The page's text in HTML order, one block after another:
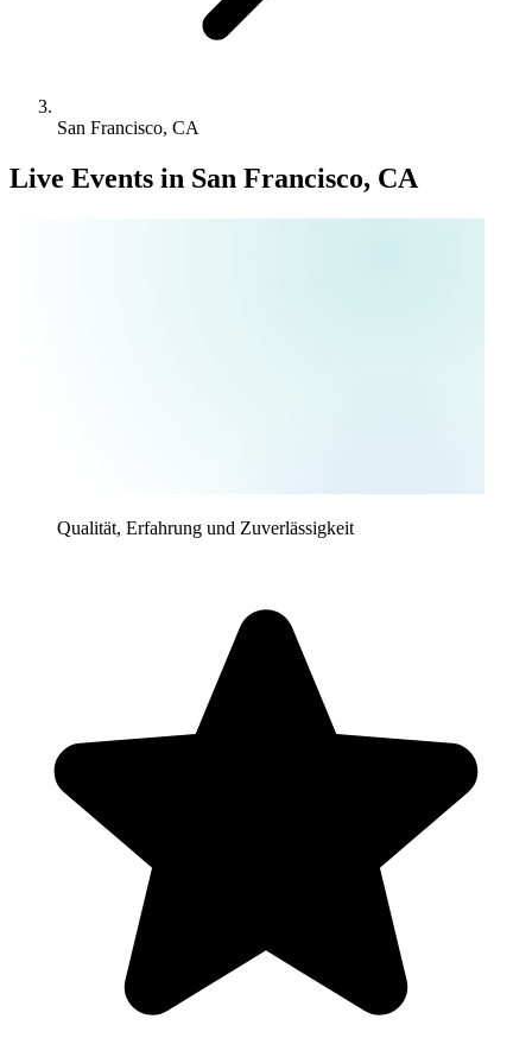
San Francisco, CA
Live Events in San Francisco, CA
Qualität, Erfahrung und Zuverlässigkeit